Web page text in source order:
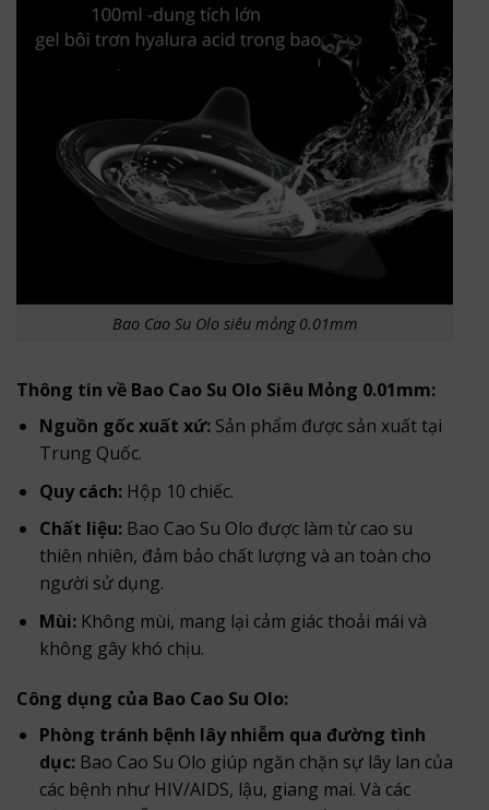
Bao Cao Su Olo siêu mỏng 0.01mm
Thông tin về Bao Cao Su Olo Siêu Mỏng 0.01mm:
Nguồn gốc xuất xứ:Sản phẩm được sản xuất tại
Trung Quốc.
Quy cách:Hộp 10 chiếc.
Chất liệu:Bao Cao Su Olo được làm từ cao su
thiên nhiên, đảm bảo chất lượng và an toàn cho
người sử dụng.
Mùi:Không mùi, mang lại cảm giác thoải mái và
không gây khó chịu.
Công dụng của Bao Cao Su Olo:
Phòng tránh bệnh lây nhiễm qua đường tình
dục:Bao Cao Su Olo giúp ngăn chặn sự lây lan của
các bệnh như HIV/AIDS, lậu, giang mai. Và các